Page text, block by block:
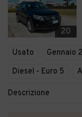
20
Usato Gennaio
Diesel - Euro 5
Descrizione